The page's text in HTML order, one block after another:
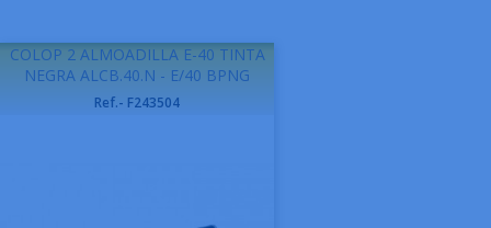
COLOP 2 ALMOADILLA E-40 TINTA
NEGRA ALCB.40.N - E/40 BPNG
Ref.- F243504